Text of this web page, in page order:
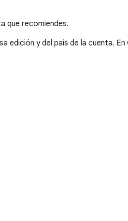
que recomiendes.
edición y del país de la cuenta. En